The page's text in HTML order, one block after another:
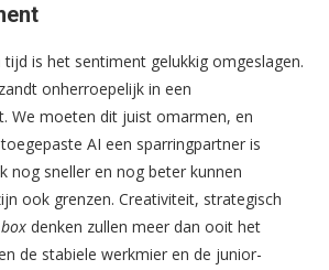
is het sentiment gelukkig omgeslagen.
onherroepelijk in een
We moeten dit juist omarmen, en
AI een sparringpartner is
nog sneller en nog beter kunnen
ook grenzen. Creativiteit, strategisch
denken zullen meer dan ooit het
de stabiele werkmier en de junior-